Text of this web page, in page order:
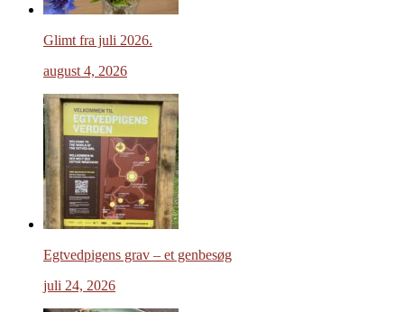
Glimt fra juli 2026.
august 4, 2026
Egtvedpigens grav – et genbesøg
juli 24, 2026